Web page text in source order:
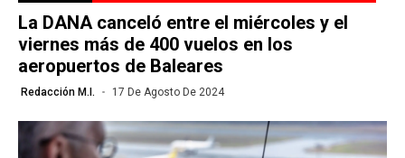
La DANA canceló entre el miércoles y el
viernes más de 400 vuelos en los
aeropuertos de Baleares
Redacción M.I. 17 De Agosto De 2024